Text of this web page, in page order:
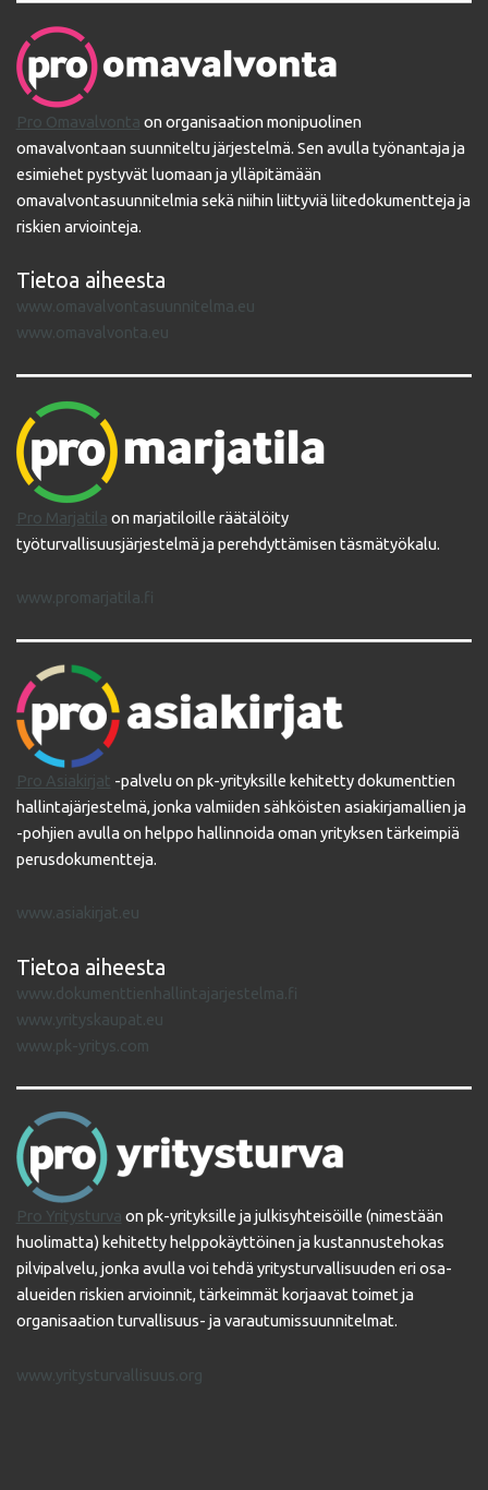
Pro Omavalvonta on organisaation monipuolinen
omavalvontaan suunniteltu järjestelmä. Sen avulla työnantaja ja
esimiehet pystyvät luomaan ja ylläpitämään
omavalvontasuunnitelmia sekä niihin liittyviä liitedokumentteja ja
riskien arviointeja.
Tietoa aiheesta
www.omavalvontasuunnitelma.eu
www.omavalvonta.eu
Pro Marjatila on marjatiloille räätälöity
työturvallisuusjärjestelmä ja perehdyttämisen täsmätyökalu.
www.promarjatila.fi
Pro Asiakirjat -palvelu on pk-yrityksille kehitetty dokumenttien
hallintajärjestelmä, jonka valmiiden sähköisten asiakirjamallien ja
-pohjien avulla on helppo hallinnoida oman yrityksen tärkeimpiä
perusdokumentteja.
www.asiakirjat.eu
Tietoa aiheesta
www.dokumenttienhallintajarjestelma.fi
www.yrityskaupat.eu
www.pk-yritys.com
Pro Yritysturva on pk-yrityksille ja julkisyhteisöille (nimestään
huolimatta) kehitetty helppokäyttöinen ja kustannustehokas
pilvipalvelu, jonka avulla voi tehdä yritysturvallisuuden eri osa-
alueiden riskien arvioinnit, tärkeimmät korjaavat toimet ja
organisaation turvallisuus- ja varautumissuunnitelmat.
www.yritysturvallisuus.org